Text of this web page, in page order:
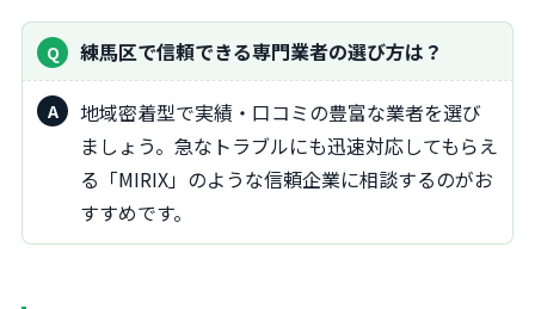
練馬区で信頼できる専門業者の選び方は？
地域密着型で実績・口コミの豊富な業者を選び
ましょう。急なトラブルにも迅速対応してもらえ
る「MIRIX」のような信頼企業に相談するのがお
すすめです。